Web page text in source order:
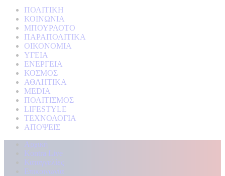
ΠΟΛΙΤΙΚΗ
ΚΟΙΝΩΝΙΑ
ΜΠΟΥΡΛΟΤΟ
ΠΑΡΑΠΟΛΙΤΙΚΑ
ΟΙΚΟΝΟΜΙΑ
ΥΓΕΙΑ
ΕΝΕΡΓΕΙΑ
ΚΟΣΜΟΣ
ΑΘΛΗΤΙΚΑ
MEDIA
ΠΟΛΙΤΙΣΜΟΣ
LIFESTYLE
ΤΕΧΝΟΛΟΓΙΑ
ΑΠΟΨΕΙΣ
Αρχική
Kontra Live
Καταγγελίες
Επικοινωνία